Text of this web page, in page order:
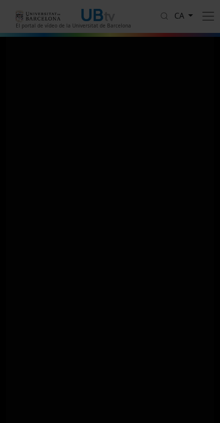
El portal de vídeo de la Universitat de Barcelona
CA